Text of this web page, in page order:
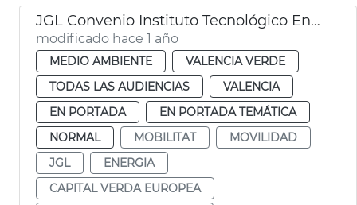
JGL Convenio Instituto Tecnológico Energía València
modificado hace 1 año
MEDIO AMBIENTE
VALENCIA VERDE
TODAS LAS AUDIENCIAS
VALENCIA
EN PORTADA
EN PORTADA TEMÁTICA
NORMAL
MOBILITAT
MOVILIDAD
JGL
ENERGIA
CAPITAL VERDA EUROPEA